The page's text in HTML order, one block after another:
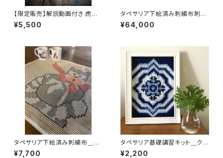
【限定販売】解説動画付き 虎の
スマホケース タペサリアキット
（経験者向き）
¥5,500
タペサリア下絵済み刺繍布刺繍
布＿Tapet 絨毯特大
¥64,000
タペサリア下絵済み刺繍布＿Ga
to 猫
¥7,700
タペサリア基礎講習キット＿クロ
ス
¥2,200